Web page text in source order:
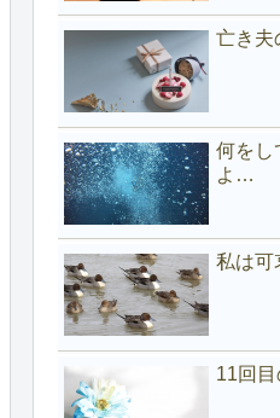
亡き夫
何をし
よ…
私は可
11回目